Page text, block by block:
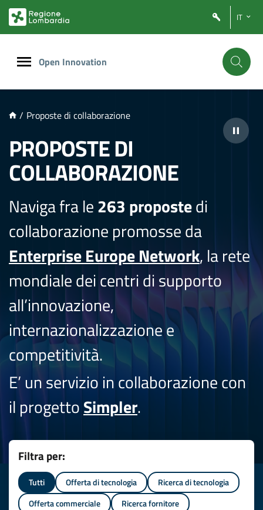
PRINCIPALE
IT
Open Innovation
/ Proposte di collaborazione
PROPOSTE DI
COLLABORAZIONE
Naviga fra le263 propostedi
collaborazione promosse da
Enterprise Europe Network, la rete
mondiale dei centri di supporto
all’innovazione,
internazionalizzazione e
competitività.
E’ un servizio in collaborazione con
il progettoSimpler.
Filtra per:
Tutti Offerta di tecnologia
Ricerca di tecnologia
Offerta commerciale
Ricerca fornitore